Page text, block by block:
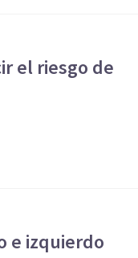
el riesgo de
e izquierdo